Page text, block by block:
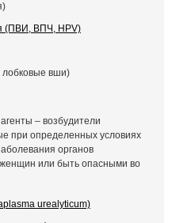
(ПВИ, ВПЧ, HPV)
лобковые вши)
– возбудители
при определенных условиях
органов
или быть опасными во
urealyticum)